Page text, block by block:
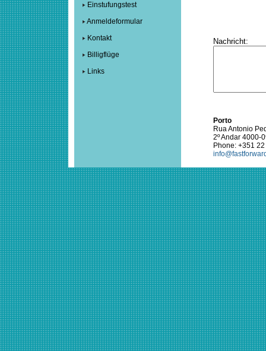
Einstufungstest
Anmeldeformular
Kontakt
Billigflüge
Links
Nachricht:
Porto
Rua Antonio
2º Andar 4000-
Phone: +351